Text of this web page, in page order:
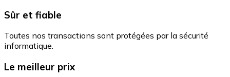
Sûr et fiable
Toutes nos transactions sont protégées par la sécurité
informatique.
Le meilleur prix